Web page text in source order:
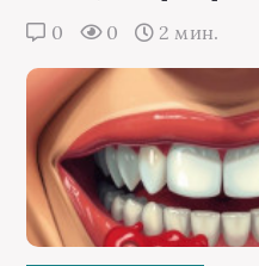
0 0 2 мин.